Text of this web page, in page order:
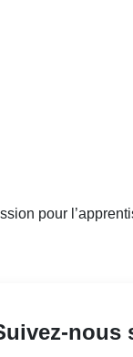
pour
nous